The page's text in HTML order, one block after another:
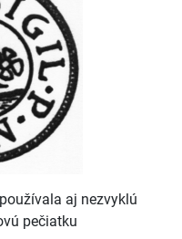
aj nezvyklú
pečiatku